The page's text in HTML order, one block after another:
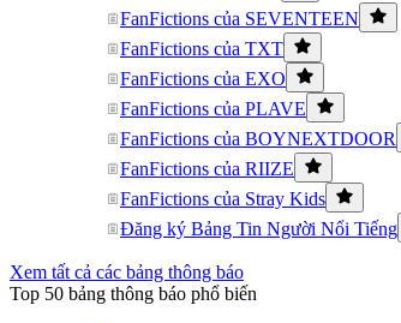
FanFictions của SEVENTEEN
FanFictions của TXT
FanFictions của EXO
FanFictions của PLAVE
FanFictions của BOYNEXTDOOR
FanFictions của RIIZE
FanFictions của Stray Kids
Đăng ký Bảng Tin Người Nổi Tiếng
Xem tất cả các bảng thông báo
Top 50 bảng thông báo phổ biến